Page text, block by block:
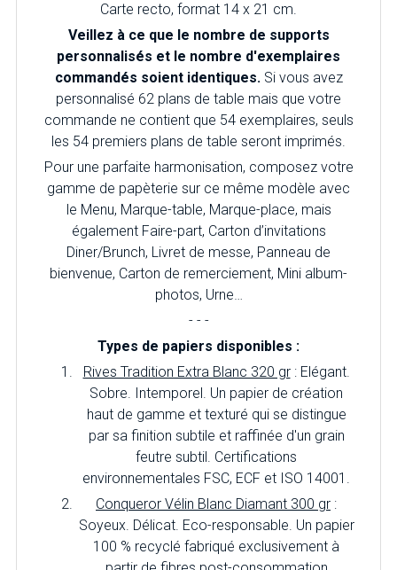
Carte recto, format 14 x 21 cm.
Veillez à ce que le nombre de supports
personnalisés et le nombre d'exemplaires
commandés soient identiques.Si vous avez
personnalisé 62 plans de table mais que votre
commande ne contient que 54 exemplaires, seuls
les 54 premiers plans de table seront imprimés.
Pour une parfaite harmonisation, composez votre
gamme de papèterie sur ce même modèle avec
le Menu, Marque-table, Marque-place, mais
également Faire-part, Carton d’invitations
Diner/Brunch, Livret de messe, Panneau de
bienvenue, Carton de remerciement, Mini album-
photos, Urne…
- - -
Types de papiers disponibles :
Rives Tradition Extra Blanc 320 gr: Elégant.
Sobre. Intemporel. Un papier de création
haut de gamme et texturé qui se distingue
par sa finition subtile et raffinée d'un grain
feutre subtil. Certifications
environnementales FSC, ECF et ISO 14001.
Conqueror Vélin Blanc Diamant 300 gr :
Soyeux. Délicat. Eco-responsable. Un papier
100 % recyclé fabriqué exclusivement à